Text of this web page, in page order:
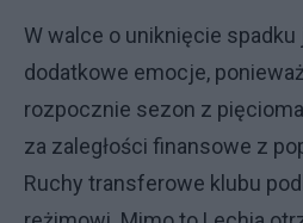
W walce o uniknięcie
dodatkowe emocje,
rozpocznie sezon z
za zaległości finansowe z
Ruchy transferowe klubu